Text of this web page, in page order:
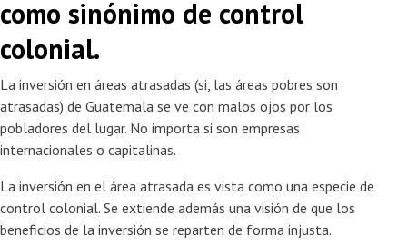
como sinónimo de control
colonial.
La inversión en áreas atrasadas (si, las áreas pobres son
atrasadas) de Guatemala se ve con malos ojos por los
pobladores del lugar. No importa si son empresas
internacionales o capitalinas.
La inversión en el área atrasada es vista como una especie de
control colonial. Se extiende además una visión de que los
beneficios de la inversión se reparten de forma injusta.